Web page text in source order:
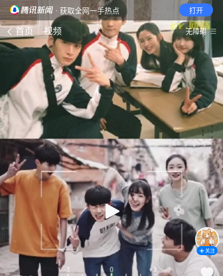
· 获取全网一手热点 打开
首页 视频 无障碍
关注